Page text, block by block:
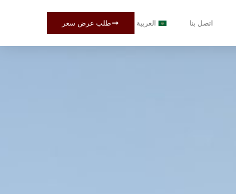
اتصل بنا العربية طلب عرض سعر